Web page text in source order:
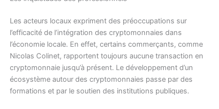
Les acteurs locaux expriment des préoccupations sur
l’efficacité de l’intégration des cryptomonnaies dans
l’économie locale. En effet, certains commerçants, comme
Nicolas Colinet, rapportent toujours aucune transaction en
cryptomonnaie jusqu’à présent. Le développement d’un
écosystème autour des cryptomonnaies passe par des
formations et par le soutien des institutions publiques.